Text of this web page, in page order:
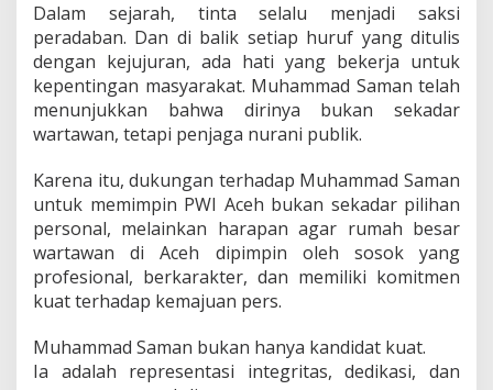
Dalam sejarah, tinta selalu menjadi saksi
peradaban. Dan di balik setiap huruf yang ditulis
dengan kejujuran, ada hati yang bekerja untuk
kepentingan masyarakat. Muhammad Saman telah
menunjukkan bahwa dirinya bukan sekadar
wartawan, tetapi penjaga nurani publik.
Karena itu, dukungan terhadap Muhammad Saman
untuk memimpin PWI Aceh bukan sekadar pilihan
personal, melainkan harapan agar rumah besar
wartawan di Aceh dipimpin oleh sosok yang
profesional, berkarakter, dan memiliki komitmen
kuat terhadap kemajuan pers.
Muhammad Saman bukan hanya kandidat kuat.
Ia adalah representasi integritas, dedikasi, dan